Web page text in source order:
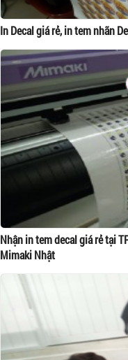
In Decal giá rẻ, in tem nhãn
Nhận in tem decal giá rẻ tại
Mimaki Nhật